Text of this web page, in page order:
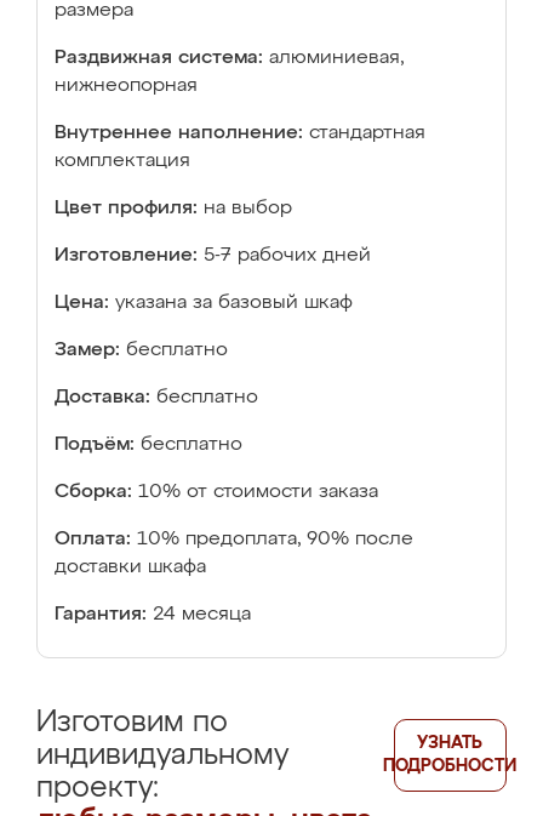
размера
Раздвижная система: алюминиевая,
нижнеопорная
Внутреннее наполнение: стандартная
комплектация
Цвет профиля: на выбор
Изготовление: 5-7 рабочих дней
Цена: указана за базовый шкаф
Замер: бесплатно
Доставка: бесплатно
Подъём: бесплатно
Сборка: 10% от стоимости заказа
Оплата: 10% предоплата, 90% после
доставки шкафа
Гарантия: 24 месяца
Изготовим по
индивидуальному
проекту:
УЗНАТЬ
ПОДРОБНОСТИ